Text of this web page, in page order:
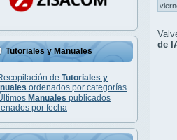
Tutoriales y Manuales
de Tutoriales y
ordenados por categorías
Manuales publicados
por fecha
de